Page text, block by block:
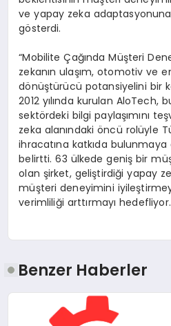
ve yapay zeka adaptasyonuna
gösterdi.
“Mobilite Çağında Müşteri
zekanın ulaşım, otomotiv ve
dönüştürücü potansiyelini bir
2012 yılında kurulan AloTech,
sektördeki bilgi paylaşımını
zeka alanındaki öncü rolüyle
ihracatına katkıda
belirtti. 63 ülkede geniş bir
olan şirket, geliştirdiği yapay
müşteri deneyimini
verimliliği arttırmayı hedefliyor.
Benzer Haberler